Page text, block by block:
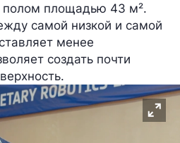
полом площадью 43 м².
самой низкой и самой
менее
создать почти